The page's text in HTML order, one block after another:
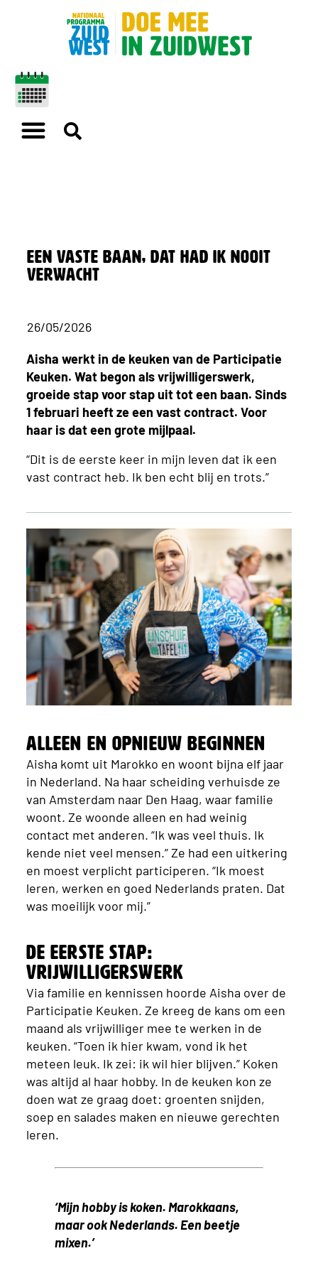
Een vaste baan, dat had ik nooit
verwacht
26/05/2026
Aisha werkt in de keuken van de Participatie
Keuken. Wat begon als vrijwilligerswerk,
groeide stap voor stap uit tot een baan. Sinds
1 februari heeft ze een vast contract. Voor
haar is dat een grote mijlpaal.
“Dit is de eerste keer in mijn leven dat ik een
vast contract heb. Ik ben echt blij en trots.”
Alleen en opnieuw beginnen
Aisha komt uit Marokko en woont bijna elf jaar
in Nederland. Na haar scheiding verhuisde ze
van Amsterdam naar Den Haag, waar familie
woont. Ze woonde alleen en had weinig
contact met anderen. “Ik was veel thuis. Ik
kende niet veel mensen.” Ze had een uitkering
en moest verplicht participeren. “Ik moest
leren, werken en goed Nederlands praten. Dat
was moeilijk voor mij.”
De eerste stap:
vrijwilligerswerk
Via familie en kennissen hoorde Aisha over de
Participatie Keuken. Ze kreeg de kans om een
maand als vrijwilliger mee te werken in de
keuken. “Toen ik hier kwam, vond ik het
meteen leuk. Ik zei: ik wil hier blijven.” Koken
was altijd al haar hobby. In de keuken kon ze
doen wat ze graag doet: groenten snijden,
soep en salades maken en nieuwe gerechten
leren.
‘Mijn hobby is koken. Marokkaans,
maar ook Nederlands. Een beetje
mixen.’